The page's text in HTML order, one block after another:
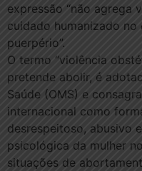
expressão “não agrega
cuidado humanizado no
puerpério”.
O termo “violência
pretende abolir, é
Saúde (OMS) e
internacional como
desrespeitoso, abusivo
psicológica da mulher
situações de